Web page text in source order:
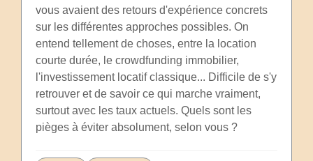
vous avaient des retours d'expérience concrets
sur les différentes approches possibles. On
entend tellement de choses, entre la location
courte durée, le crowdfunding immobilier,
l'investissement locatif classique... Difficile de s'y
retrouver et de savoir ce qui marche vraiment,
surtout avec les taux actuels. Quels sont les
pièges à éviter absolument, selon vous ?